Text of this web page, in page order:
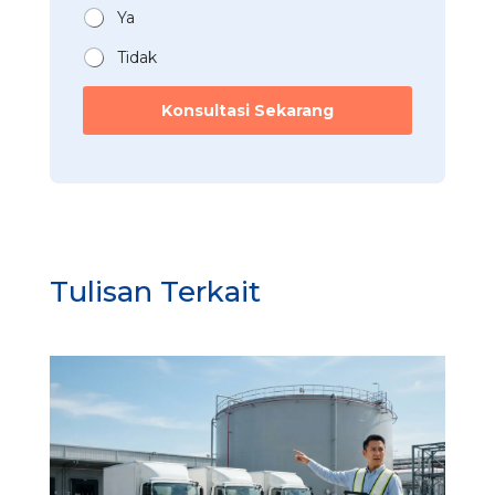
*
n
Ya
Tidak
Konsultasi Sekarang
Tulisan Terkait